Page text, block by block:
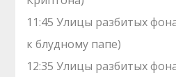
11:45 Улицы разбитых
к блудному папе)
12:35 Улицы разбитых